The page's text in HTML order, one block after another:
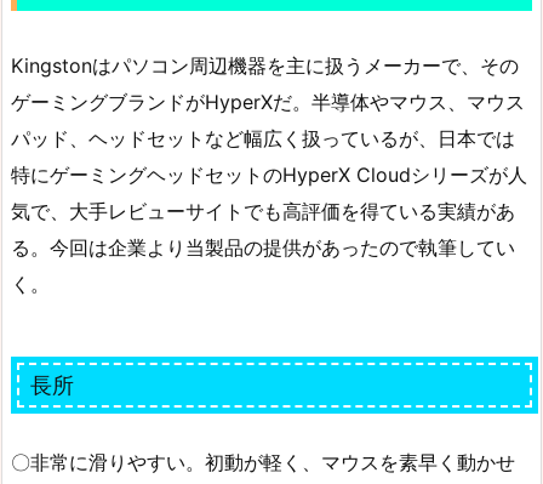
Kingstonはパソコン周辺機器を主に扱うメーカーで、その
ゲーミングブランドがHyperXだ。半導体やマウス、マウス
パッド、ヘッドセットなど幅広く扱っているが、日本では
特にゲーミングヘッドセットのHyperX Cloudシリーズが人
気で、大手レビューサイトでも高評価を得ている実績があ
る。今回は企業より当製品の提供があったので執筆してい
く。
長所
〇非常に滑りやすい。初動が軽く、マウスを素早く動かせ